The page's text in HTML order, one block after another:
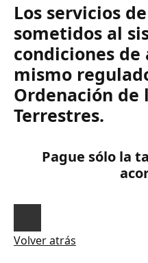
Los servicios
sometidos al
condiciones
mismo
Ordenación de
Terrestres.
Pague sólo la
Volver atrás